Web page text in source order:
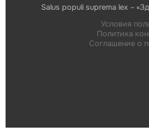
Salus populi suprema lex –
Условия
Политика
Соглашение о